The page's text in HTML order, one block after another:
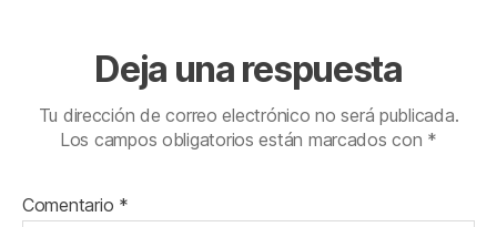
Deja una respuesta
Tu dirección de correo electrónico no será publicada.
Los campos obligatorios están marcados con *
Comentario *